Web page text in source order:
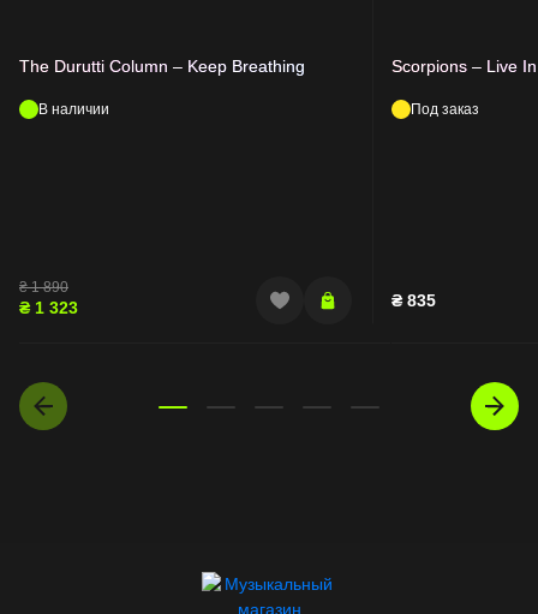
The Durutti Column – Keep Breathing
В наличии
₴1 890
₴ 1 323
Scorpions – Live
Под заказ
₴ 835